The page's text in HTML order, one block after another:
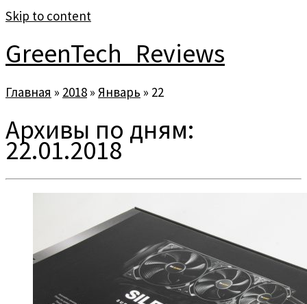
Skip to content
GreenTech_Reviews
Главная » 2018 » Январь » 22
Архивы по дням:
22.01.2018